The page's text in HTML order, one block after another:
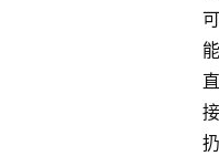
可
能
直
接
扔